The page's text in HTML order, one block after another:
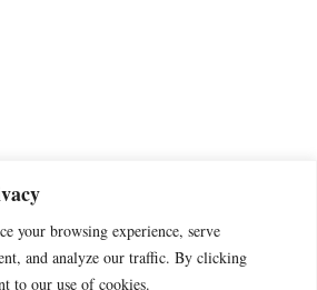
your browsing experience, serve
and analyze our traffic. By clicking
to our use of cookies.